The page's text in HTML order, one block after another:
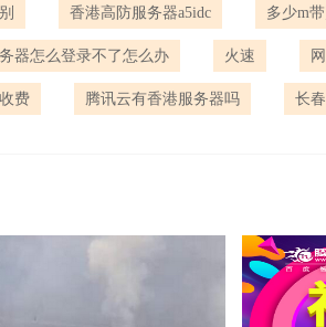
网页，不但能进一步提高抗战斗能力
香港高防服务器a5idc 多少m
器怎么登录不了怎么办 火速
费 腾讯云有香港服务器吗 长